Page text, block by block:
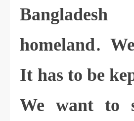
homeland.
It has to be
We want to